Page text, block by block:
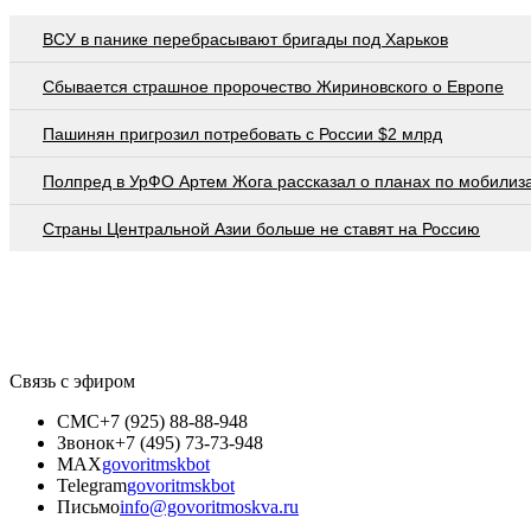
ВСУ в панике перебрасывают бригады под Харьков
Сбывается страшное пророчество Жириновского о Европе
Пашинян пригрозил потребовать c России $2 млрд
Полпред в УрФО Артем Жога рассказал о планах по
Страны Центральной Азии больше не ставят на Россию
Связь с эфиром
СМС+7 (925) 88-88-948
Звонок+7 (495) 73-73-948
MAXgovoritmskbot
Telegramgovoritmskbot
Письмоinfo@govoritmoskva.ru